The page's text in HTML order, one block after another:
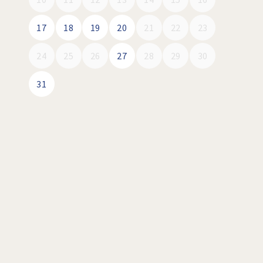
17 18 19 20 21 22 23
24 25 26 27 28 29 30
31